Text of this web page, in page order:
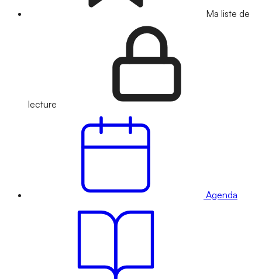
Ma liste de
lecture
Agenda